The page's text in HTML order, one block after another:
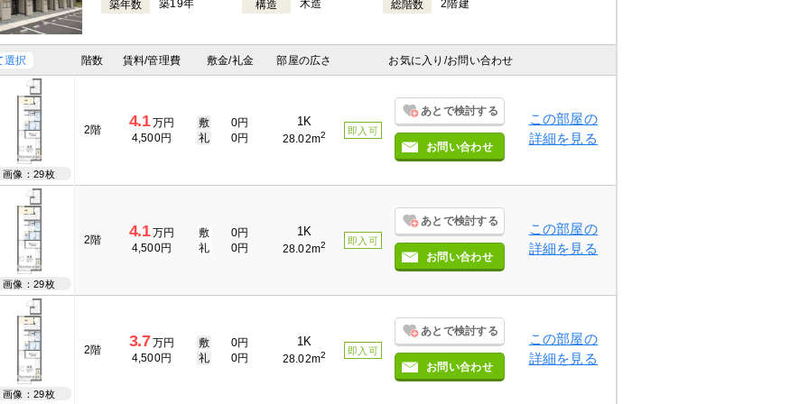
築年数 築19年 構造 木造 総階数 2階建
選択 階数 賃料/管理費 敷金/礼金 部屋の広さ お気に入り /お問い合わせ
画像：29枚
2階 4.1万円
4,500円
敷
0円
礼
0円
1K
28.02m2 即入可
あとで検討する
お問い合わせ
この部屋の
詳細を見る
画像：29枚
2階 4.1万円
4,500円
敷
0円
礼
0円
1K
28.02m2 即入可
あとで検討する
お問い合わせ
この部屋の
詳細を見る
画像：29枚
2階 3.7万円
4,500円
敷
0円
礼
0円
1K
28.02m2 即入可
あとで検討する
お問い合わせ
この部屋の
詳細を見る